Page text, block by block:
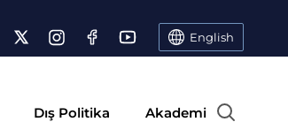
English
Dış Politika Akademi